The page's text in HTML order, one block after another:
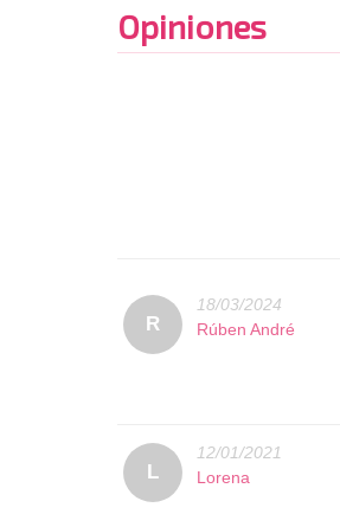
Opiniones
R
18/03/2024
Rúben André
L
12/01/2021
Lorena